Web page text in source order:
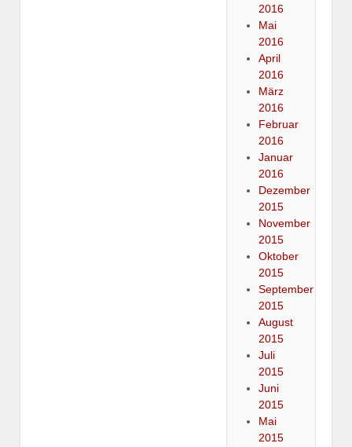
2016
Mai
2016
April
2016
März
2016
Februar
2016
Januar
2016
Dezember
2015
November
2015
Oktober
2015
September
2015
August
2015
Juli
2015
Juni
2015
Mai
2015